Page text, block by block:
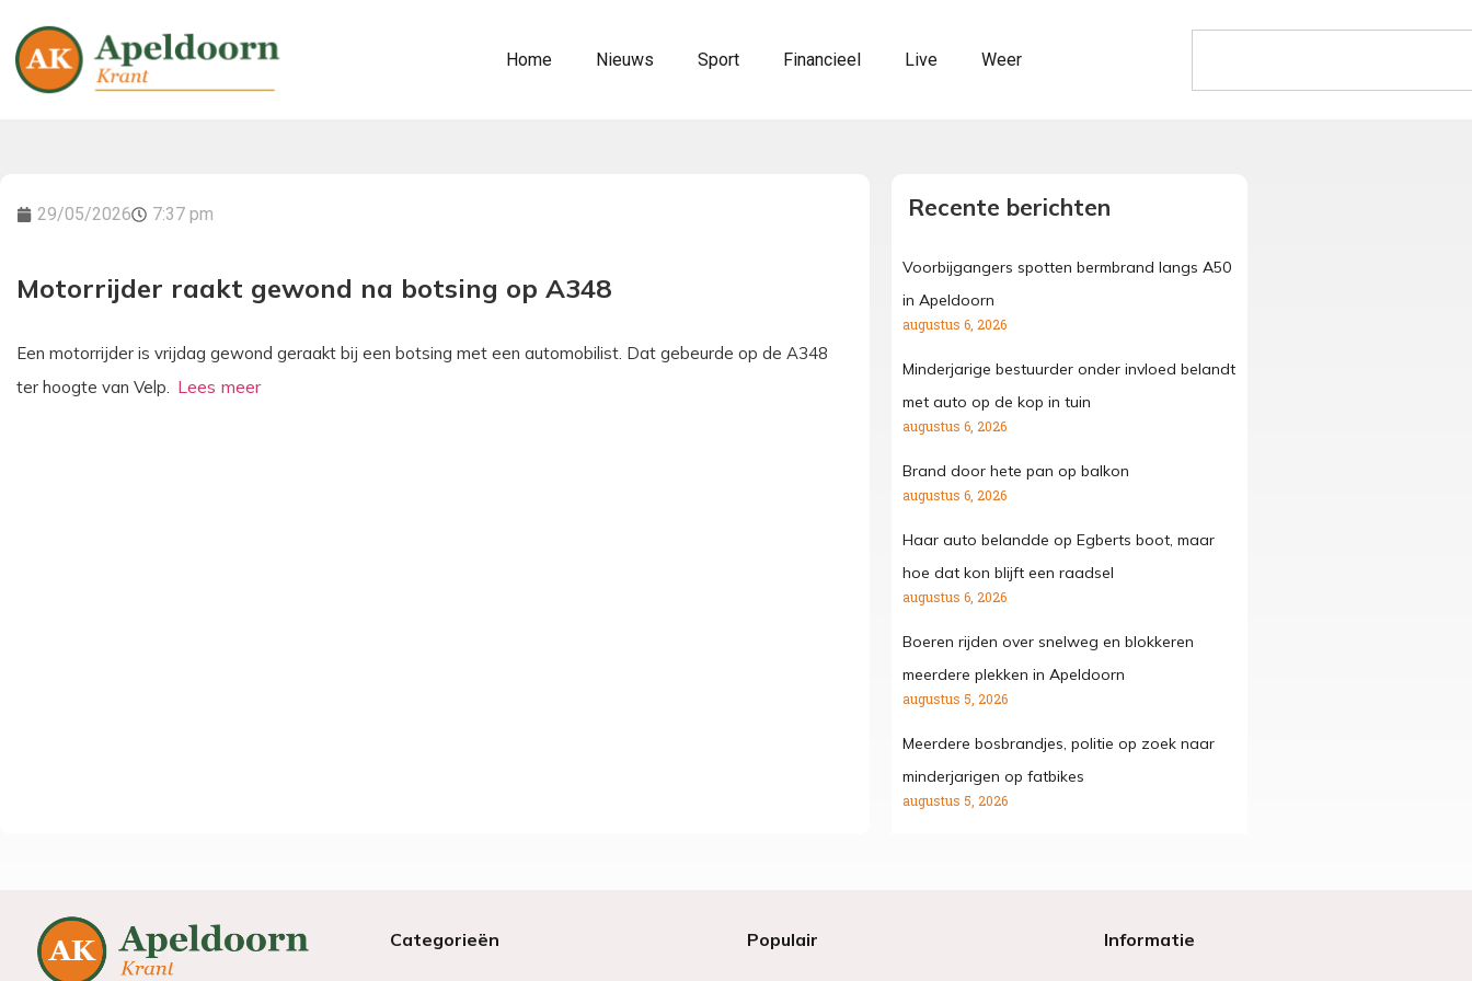
Home Nieuws Sport Financieel Live Weer
29/05/2026 7:37 pm
Motorrijder raakt gewond na botsing op A348
Een motorrijder is vrijdag gewond geraakt bij een botsing met een automobilist. Dat gebeurde op de A348
ter hoogte van Velp.
Recente berichten
Voorbijgangers spotten bermbrand langs A50
in Apeldoorn
augustus 6, 2026
Minderjarige bestuurder onder invloed belandt
met auto op de kop in tuin
augustus 6, 2026
Brand door hete pan op balkon
augustus 6, 2026
Haar auto belandde op Egberts boot, maar
hoe dat kon blijft een raadsel
augustus 6, 2026
Boeren rijden over snelweg en blokkeren
meerdere plekken in Apeldoorn
augustus 5, 2026
Meerdere bosbrandjes, politie op zoek naar
minderjarigen op fatbikes
augustus 5, 2026
Categorieën Populair Informatie